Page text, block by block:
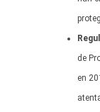
de
en